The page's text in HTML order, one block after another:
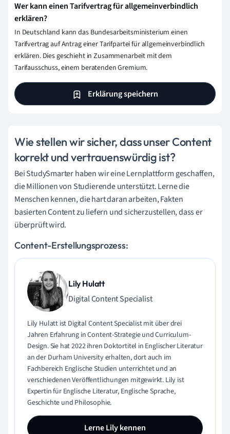
Wer kann einen Tarifvertrag für allgemeinverbindlich
erklären?
In Deutschland kann das Bundesarbeitsministerium einen
Tarifvertrag auf Antrag einer Tarifpartei für allgemeinverbindlich
erklären. Dies geschieht in Zusammenarbeit mit dem
Tarifausschuss, einem beratenden Gremium.
Erklärung speichern
Wie stellen wir sicher, dass unser Content
korrekt und vertrauenswürdig ist?
Bei StudySmarter haben wir eine Lernplattform geschaffen,
die Millionen von Studierende unterstützt. Lerne die
Menschen kennen, die hart daran arbeiten, Fakten
basierten Content zu liefern und sicherzustellen, dass er
überprüft wird.
Content-Erstellungsprozess:
Lily Hulatt
Digital Content Specialist
Lily Hulatt ist Digital Content Specialist mit über drei
Jahren Erfahrung in Content-Strategie und Curriculum-
Design. Sie hat 2022 ihren Doktortitel in Englischer Literatur
an der Durham University erhalten, dort auch im
Fachbereich Englische Studien unterrichtet und an
verschiedenen Veröffentlichungen mitgewirkt. Lily ist
Expertin für Englische Literatur, Englische Sprache,
Geschichte und Philosophie.
Lerne Lily kennen